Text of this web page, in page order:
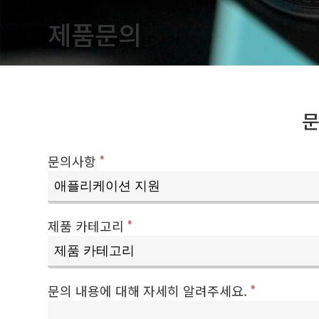
제품문의
문의사항*
제품 카테고리*
문의 내용에 대해 자세히 알려주세요.*